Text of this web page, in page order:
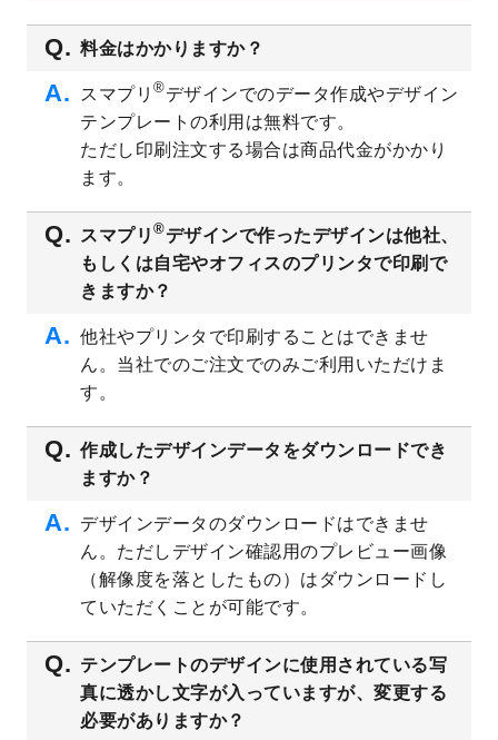
2023/8/18
チケットのデザインテンプレートを追加し
ました。
2023/8/7
【新商品】チケット
が作成できるようにな
りました！
美容・エステのチラシデザインテンプレー
トを追加しました。
いたしました。
2023/6/12
うちわのデザインテンプレート
を公開いた
しました。
を公開いたしました。
2023/5/9
書類カバー（見積書表紙）のデザインテン
追加しました。
2023/4/20
2023/4/18
セミナー・講演会のチラシデザインテンプ
レートを追加しました。
2023/4/18
スポーツジム・フィットネスクラブのチラ
シデザインテンプレート
2023/3/16
シール・ラベルのデザインテンプレートを
公開いたしました。
2023/3/13
封筒（長3、洋長3、角2）のデザインテンプ
レートを追加しました。
料金はかかりますか？
スマプリ ®デザインでのデータ作成やデザイン
テンプレートの利用は無料です。
ただし印刷注文する場合は商品代金がかかり
ます。
スマプリ ®デザインで作ったデザインは他社、
もしくは自宅やオフィスのプリンタで印刷で
きますか？
他社やプリンタで印刷することはできませ
ん。当社でのご注文でのみご利用いただけま
す。
作成したデザインデータをダウンロードでき
ますか？
デザインデータのダウンロードはできませ
ん。ただしデザイン確認用のプレビュー画像
（解像度を落としたもの）はダウンロードし
ていただくことが可能です。
テンプレートのデザインに使用されている写
真に透かし文字が入っていますが、変更する
必要がありますか？